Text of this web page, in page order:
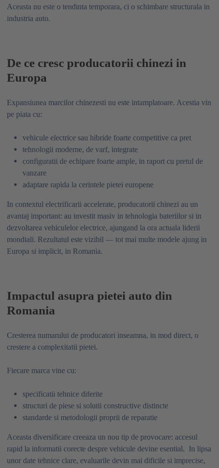
Aceasta nu este o tendinta temporara, ci o schimbare structurala in
industria auto.
De ce cresc producatorii chinezi in
Europa
Expansiunea marcilor chinezesti nu este intamplatoare. Acestia vin
pe piata cu:
vehicule electrice sau hibride foarte competitive ca pret
tehnologii moderne, de varf, integrate
configuratii de echipare foarte ample, in raport cu pretul de
vanzare
adaptare rapida la cerintele pietei europene
In contextul electrificarii accelerate, producatorii chinezi au un
avantaj important: au investit masiv in tehnologia bateriilor si in
dezvoltarea vehiculelor electrice, ajungand la ora actuala liderii
mondiali. Rezultatul este vizibil — tot mai multe modele ajung in
Europa si implicit, in Romania.
Impactul asupra pietei auto din
Romania
Cresterea numarului de producatori inseamna, in mod direct, o
crestere a complexitatii pietei.
Fiecare marca vine cu:
specificatii tehnice diferite
structuri de piese si solutii constructive distincte
standarde si metodologii proprii de reparatie
Aceasta diversificare creeaza un nou tip de provocare: accesul
rapid la informatii corecte despre vehicule devine esential. In lipsa
unor date tehnice clare, evaluarile devin mai dificile si imprecise,